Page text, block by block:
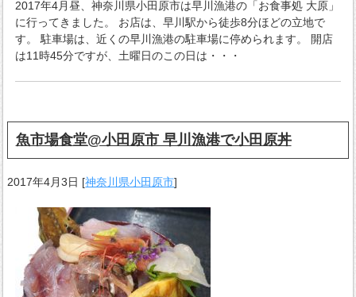
2017年4月昼、神奈川県小田原市は早川漁港の「お食事処 大原」
に行ってきました。 お店は、早川駅から徒歩8分ほどの立地で
す。 駐車場は、近くの早川漁港の駐車場に停められます。 開店
は11時45分ですが、土曜日のこの日は・・・
魚市場食堂@小田原市 早川漁港で小田原丼
2017年4月3日 [神奈川県小田原市]